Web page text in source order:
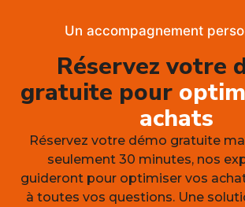
Un accompagnement
Réservez votre
gratuite pour
achats
Réservez votre démo gratuite
seulement 30 minutes, nos
guideront pour optimiser vos
à toutes vos questions. Une